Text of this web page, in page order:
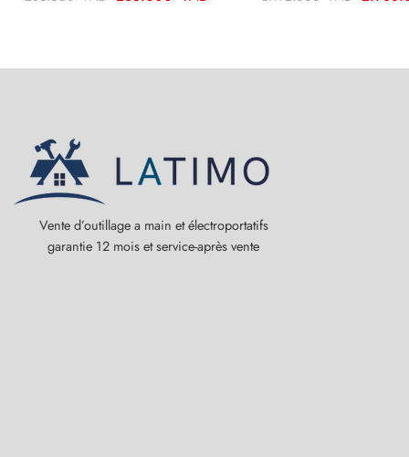
Vente d’outillage a main et électroportatifs
garantie 12 mois et service-après vente